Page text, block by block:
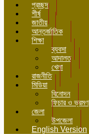
প্রচ্ছদ
শীর্ষ
জাতীয়
আন্তর্জাতিক
শিক্ষা
ব্যবসা
আদালত
খেলা
রাজনীতি
মিডিয়া
বিনোদন
ফিচার ও ভ্রমণ
জেলা
উপজেলা
English Version